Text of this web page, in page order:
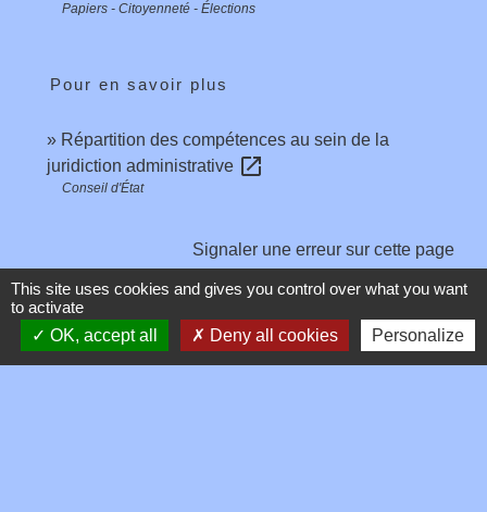
Papiers - Citoyenneté - Élections
Pour en savoir plus
Répartition des compétences au sein de la
juridiction administrative open_in_new
Conseil d'État
Signaler une erreur sur cette page
This site uses cookies and gives you control over what you want
to activate
OK, accept all
Deny all cookies Personalize